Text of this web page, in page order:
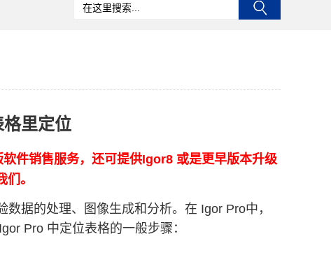
里定位
件销售服务，还可提供Igor8 或是更早版本升级
。
据的处理、图像生成和分析。在 Igor Pro中，
Pro 中定位表格的一般步骤：